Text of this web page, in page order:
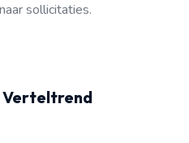
sollicitaties.
Verteltrend